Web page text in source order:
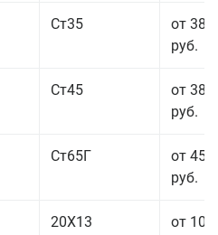
Ст35
от 38
руб.
Ст45
от 38
руб.
Ст65Г
от 45
руб.
20Х13
от 103